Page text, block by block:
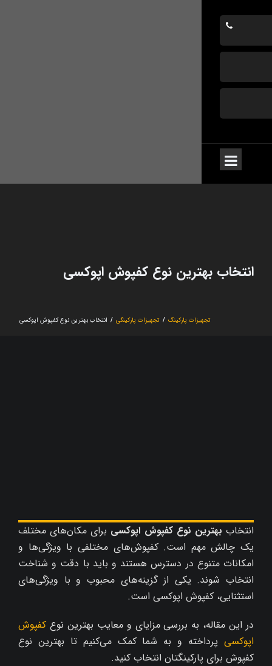
انتخاب بهترین نوع کفپوش اپوکسی
تجهیزات پارکینگ / تجهیزات پارکینگی / انتخاب بهترین نوع کفپوش اپوکسی
انتخاب بهترین نوع کفپوش اپوکسی برای مکان‌های مختلف
یک چالش مهم است. کفپوش‌های مختلفی با ویژگی‌ها و
امکانات متنوع در دسترس هستند و باید با دقت و شناخت
انتخاب شوند. یکی از گزینه‌های محبوب و با ویژگی‌های
استثنایی، کفپوش اپوکسی است.
در این مقاله، به بررسی مزایای و معایب بهترین نوع کفپوش
اپوکسی پرداخته و به شما کمک می‌کنیم تا بهترین نوع
کفپوش برای پارکینگتان انتخاب کنید.